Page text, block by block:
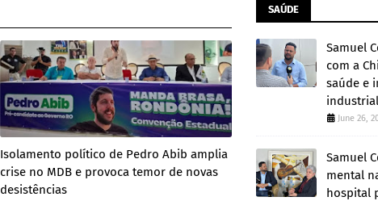
Isolamento político de Pedro Abib amplia
crise no MDB e provoca temor de novas
desistências
SAÚDE
Samuel
com a
saúde e
June 26,
Samuel
mental
hospital